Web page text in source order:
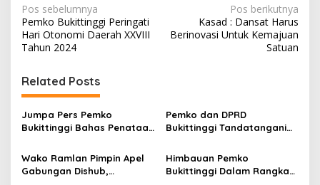
N
a
v
i
g
a
s
i
p
Pos sebelumnya
Pemko Bukittinggi Peringati
Hari Otonomi Daerah XXVIII
Tahun 2024
Pos berikutnya
Kasad : Dansat Harus
Berinovasi Untuk Kemajuan
Satuan
Related Posts
Jumpa Pers Pemko
Bukittinggi Bahas Penataan
Kampus UFDK
Pemko dan DPRD
Bukittinggi Tandatangani
Perubahan KUA-PPAS APBD
2026
Wako Ramlan Pimpin Apel
Gabungan Dishub,
Himbauan Pemko
Bukittinggi Dalam Rangka